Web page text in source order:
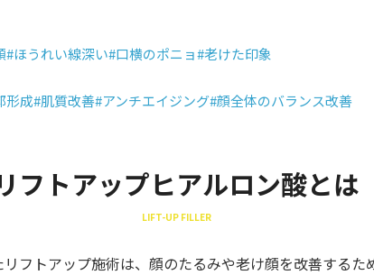
#ほうれい線深い#口横のポニョ#老けた印象
形成#肌質改善#アンチエイジング#顔全体のバランス改善
フトアップヒアルロン酸とは
LIFT-UP FILLER
フトアップ施術は、顔のたるみや老け顔を改善するた